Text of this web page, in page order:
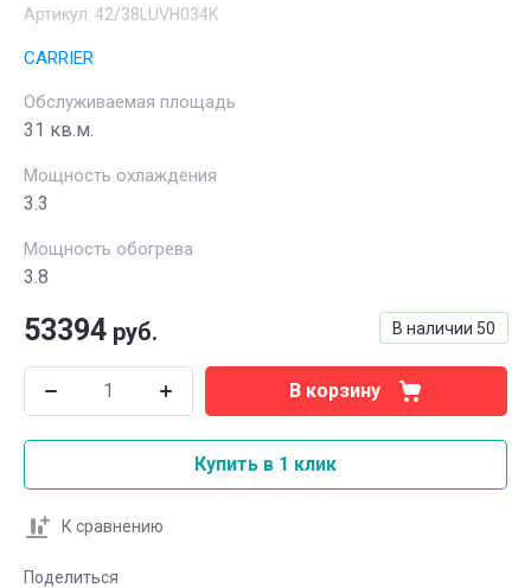
Артикул: 42/38LUVH034K
CARRIER
Обслуживаемая площадь
31 кв.м.
Мощность охлаждения
3.3
Мощность обогрева
3.8
В наличии 50
53394 руб.
В корзину
Купить в 1 клик
К сравнению
Поделиться